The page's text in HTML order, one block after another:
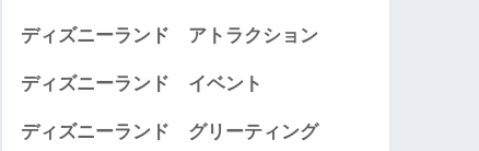
ディズニーランド アトラクション
ディズニーランド イベント
ディズニーランド グリーティング